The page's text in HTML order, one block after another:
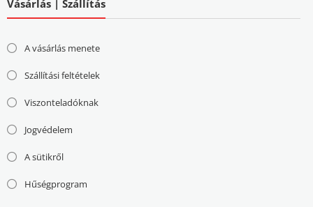
Vásárlás | Szállítás
A vásárlás menete
Szállítási feltételek
Viszonteladóknak
Jogvédelem
A sütikről
Hűségprogram